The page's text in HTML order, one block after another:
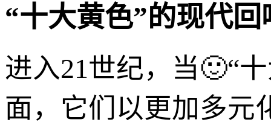
“十大黄色”的现代
进入21世纪，当🙂“
面，它们以更加多元